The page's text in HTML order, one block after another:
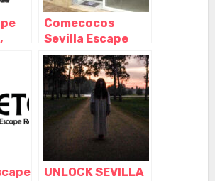
Comecocos
Sevilla Escape
Room, Sevilla –
Andalucía
UNLOCK SEVILLA